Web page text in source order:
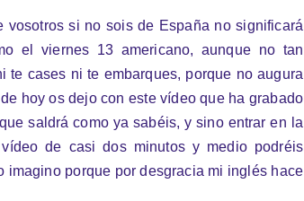
vosotros si no sois de España no significará
el viernes 13 americano, aunque no tan
cases ni te embarques, porque no augura
hoy os dejo con este vídeo que ha grabado
saldrá como ya sabéis, y sino entrar en la
de casi dos minutos y medio podréis
imagino porque por desgracia mi inglés hace